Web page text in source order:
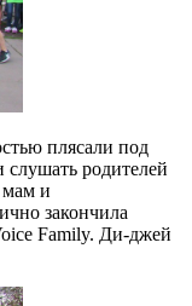
плясали под
родителей
мам и
закончила
Family. Ди-джей